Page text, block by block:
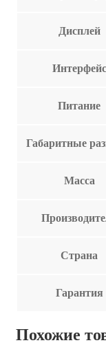
Дисплей
Интерфейс
Питание
Габаритные
Масса
Страна
Гарантия
Похожие